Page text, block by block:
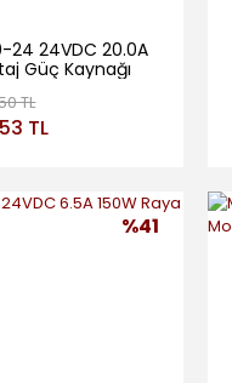
24 24VDC 20.0A
Güç Kaynağı
TL
TL
%41